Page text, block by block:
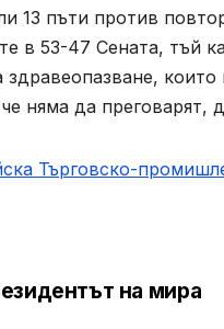
13 пъти против
в 53-47 Сената, тъй
няма да
Търговско-
на мира